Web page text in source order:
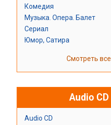
Комедия
Музыка. Опера. Балет
Сериал
Юмор, Сатира
Смотреть все
Audio CD
Audio CD